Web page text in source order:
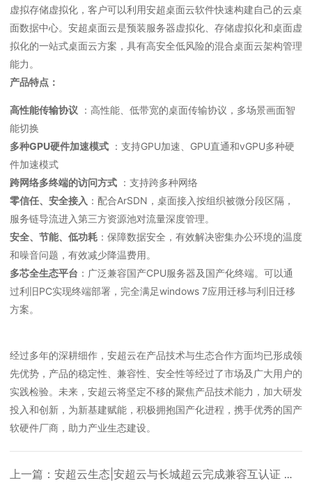
虚拟存储虚拟化，客户可以利用安超桌面云软件快速构建自己的云桌
面数据中心。安超桌面云是预装服务器虚拟化、存储虚拟化和桌面虚
拟化的一站式桌面云方案，具有高安全低风险的混合桌面云架构管理
能力。
产品特点：
高性能传输协议 ：高性能、低带宽的桌面传输协议，多场景画面智
能切换
多种GPU硬件加速模式 ：支持GPU加速、GPU直通和vGPU多种硬
件加速模式
跨网络多终端的访问方式 ：支持跨多种网络
零信任、安全接入 ：配合ArSDN，桌面接入按组织被微分段区隔，
服务链导流进入第三方资源池对流量深度管理。
安全、节能、低功耗 ：保障数据安全，有效解决密集办公环境的温度
和噪音问题，有效减少降温费用。
多芯全生态平台 ：广泛兼容国产CPU服务器及国产化终端。可以通
过利旧PC实现终端部署，完全满足windows 7应用迁移与利旧迁移
方案。
经过多年的深耕细作，安超云在产品技术与生态合作方面均已形成领
先优势，产品的稳定性、兼容性、安全性等经过了市场及广大用户的
实践检验。未来，安超云将坚定不移的聚焦产品技术能力，加大研发
投入和创新，为新基建赋能，积极拥抱国产化进程，携手优秀的国产
软硬件厂商，助力产业生态建设。
上一篇：安超云生态|安超云与长城超云完成兼容互认证 携手打造协同生态